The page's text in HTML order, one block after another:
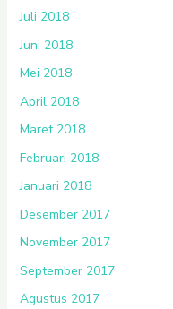
Juli 2018
Juni 2018
Mei 2018
April 2018
Maret 2018
Februari 2018
Januari 2018
Desember 2017
November 2017
September 2017
Agustus 2017